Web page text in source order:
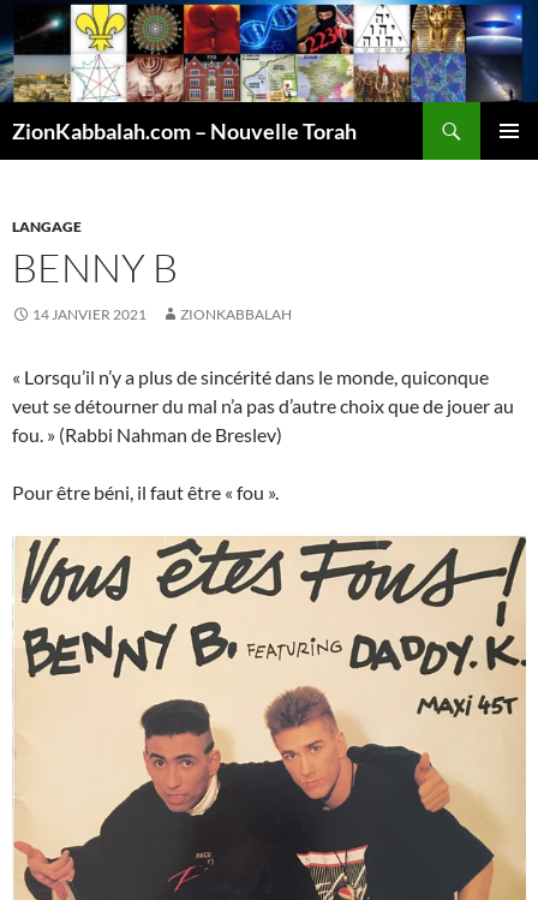
ZionKabbalah.com – Nouvelle Torah
LANGAGE
BENNY B
14 JANVIER 2021 ZIONKABBALAH
« Lorsqu’il n’y a plus de sincérité dans le monde, quiconque
veut se détourner du mal n’a pas d’autre choix que de jouer au
fou. » (Rabbi Nahman de Breslev)
Pour être béni, il faut être « fou ».